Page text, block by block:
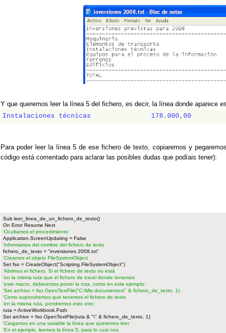
Y que queremos leer la línea 5 del fichero, es decir, la línea donde aparece
Instalaciones técnicas               178.000,00
Para poder leer la línea 5 de ese fichero de texto, copiaremos y
código está comentado para aclarar las posibles dudas que podíais tener):
Sub leer_linea_de_un_fichero_de_texto()
On Error Resume Next
'Ocultamos el procedimiento
Application.ScreenUpdating = False
'informamos del nombre del fichero de texto
fichero_de_texto = "inversiones 2008.txt"
'Creamos el objeto FileSystemObject
Set fso = CreateObject("Scripting.FileSystemObject")
'Abrimos el fichero. Si el fichero de texto no está
'en la misma ruta que el fichero de excel donde tenemos
'este macro, deberemos poner la ruta, como en este ejemplo:
'Set archivo = fso.OpenTextFile("C:\Mis documentos\" & fichero_de_texto, 1)
'Como supondremos que tenemos el fichero de texto
'en la misma ruta, pondremos esto otro:
ruta = ActiveWorkbook.Path
Set archivo = fso.OpenTextFile(ruta & "\" & fichero_de_texto, 1)
'Cargamos en una variable la línea que queremos leer.
'En el ejemplo, leemos la línea 5, para lo cual nos